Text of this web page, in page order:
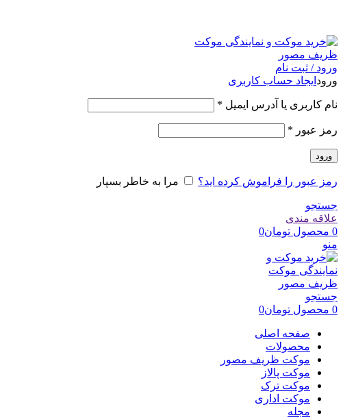
ورود / ثبت نام
ورود ایجاد حساب کاربری
نام کاربری یا آدرس ایمیل *
رمز عبور *
ورود
رمز عبور را فراموش کرده اید؟ مرا به خاطر بسپار
جستجو
علاقه مندی
0 محصول تومان0
منو
جستجو
0 محصول تومان0
صفحه اصلی
محصولات
موکت ظریف مصور
موکت پالاز
موکت ترک
موکت اداری
مجله